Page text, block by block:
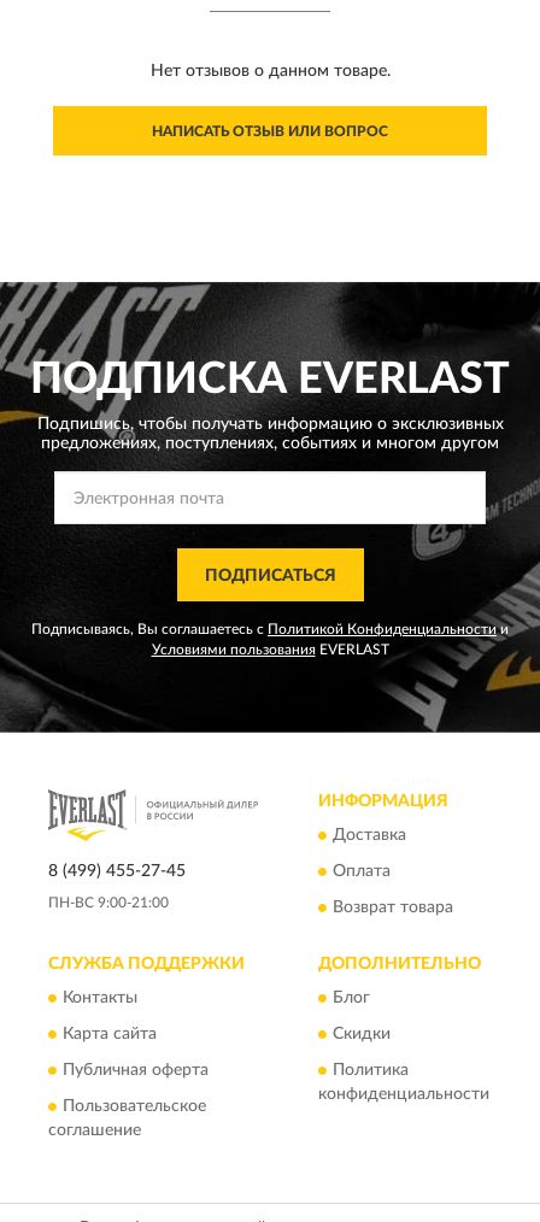
Нет отзывов о данном товаре.
НАПИСАТЬ ОТЗЫВ ИЛИ ВОПРОС
ПОДПИСКАEVERLAST
Подпишись, чтобы получать информацию о эксклюзивных
предложениях, поступлениях, событиях и многом другом
ПОДПИСАТЬСЯ
Подписываясь, Вы соглашаетесь с Политикой Конфиденциальности и
Условиями пользованияEVERLAST
8 (499) 455-27-45
ПН-ВС 9:00-21:00
ИНФОРМАЦИЯ
Доставка
Оплата
Возврат товара
СЛУЖБА ПОДДЕРЖКИ
Контакты
Карта сайта
Публичная оферта
Пользовательское
соглашение
ДОПОЛНИТЕЛЬНО
Блог
Скидки
Политика
конфиденциальности